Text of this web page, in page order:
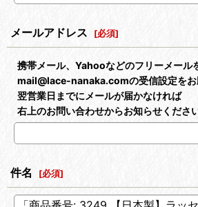
メールアドレス [必須]
携帯メール、Yahooなどのフリーメール
mail@lace-nanaka.comの受信設定をお
翌営業日までにメールが届かなければ
右上のお問い合わせからお知らせください
件名 [必須]